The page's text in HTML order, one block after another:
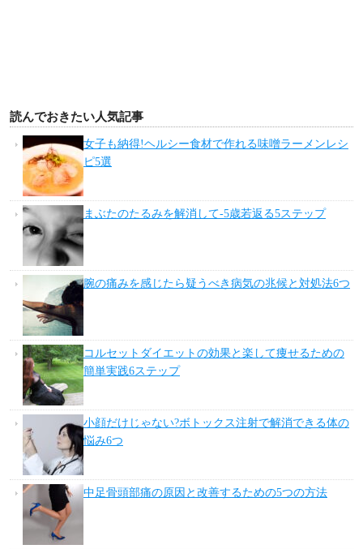
読んでおきたい人気記事
女子も納得!ヘルシー食材で作れる味噌ラーメンレシ
ピ5選
まぶたのたるみを解消して-5歳若返る5ステップ
腕の痛みを感じたら疑うべき病気の兆候と対処法6つ
コルセットダイエットの効果と楽して痩せるための
簡単実践6ステップ
小顔だけじゃない?ボトックス注射で解消できる体の
悩み6つ
中足骨頭部痛の原因と改善するための5つの方法